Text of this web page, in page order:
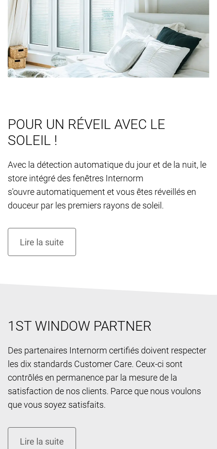
POUR UN RÉVEIL AVEC LE
SOLEIL !
Avec la détection automatique du jour et de la nuit, le
store intégré des fenêtres Internorm
s'ouvre automatiquement et vous êtes réveillés en
douceur par les premiers rayons de soleil.
1ST WINDOW PARTNER
Des partenaires Internorm certifiés doivent respecter
les dix standards Customer Care. Ceux-ci sont
contrôlés en permanence par la mesure de la
satisfaction de nos clients. Parce que nous voulons
que vous soyez satisfaits.